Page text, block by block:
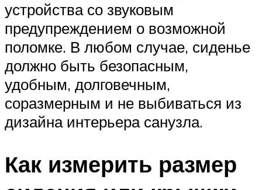
устройства со звуковым
предупреждением о возможной
поломке. В любом случае, сиденье
должно быть безопасным,
удобным, долговечным,
соразмерным и не выбиваться из
дизайна интерьера санузла.
Как измерить размер